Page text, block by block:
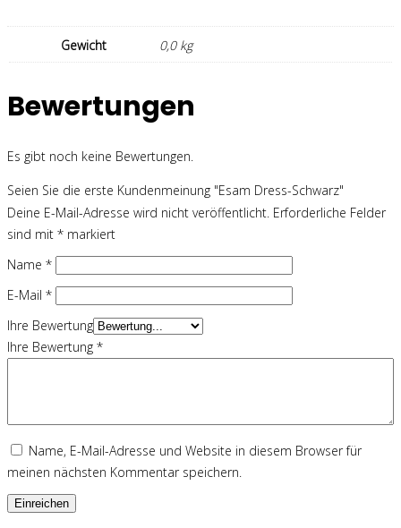
Gewicht 0,0 kg
Bewertungen
Es gibt noch keine Bewertungen.
Seien Sie die erste Kundenmeinung "Esam Dress-Schwarz"
Deine E-Mail-Adresse wird nicht veröffentlicht. Erforderliche Felder
sind mit * markiert
Name *
E-Mail *
Ihre Bewertung
Ihre Bewertung *
Name, E-Mail-Adresse und Website in diesem Browser für
meinen nächsten Kommentar speichern.